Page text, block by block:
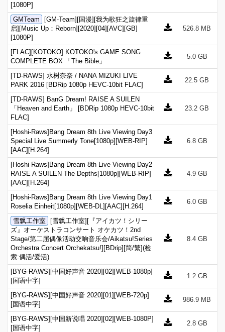
[1080P]
GMTeam
[GM-Team][国漫][我为歌狂之旋律重
启][Music Up：Reborn][2020][04][AVC][GB]
[1080P]
526.8 MB
[FLAC][KOTOKO] KOTOKO's GAME SONG
COMPLETE BOX 「The Bible」
5.0 GB
[TD-RAWS] 水树奈奈 / NANA MIZUKI LIVE
PARK 2016 [BDRip 1080p HEVC-10bit FLAC]
22.5 GB
[TD-RAWS] BanG Dream! RAISE A SUILEN
「Heaven and Earth」 [BDRip 1080p HEVC-10bit
FLAC]
23.2 GB
[Hoshi-Raws]Bang Dream 8th Live Viewing Day3
Special Live Summerly Tone[1080p][WEB-RIP]
[AAC][H.264]
6.8 GB
[Hoshi-Raws]Bang Dream 8th Live Viewing Day2
RAISE A SUILEN The Depths[1080p][WEB-RIP]
[AAC][H.264]
4.9 GB
[Hoshi-Raws]Bang Dream 8th Live Viewing Day1
Roselia Einheit[1080p][WEB-DL][AAC][H.264]
6.0 GB
雪飘工作室
[雪飘工作室][『アイカツ！シリー
ズ』オーケストラコンサート オケカツ！2nd
Stage/第二届偶像活动交响音乐会/Aikatsu!Series
Orchestra Concert Orchekatsu!][BDrip][简/繁](检
索:偶活/爱活)
8.4 GB
[BYG-RAWS][中国好声音 2020][02][WEB-1080p]
[国语中字]
1.2 GB
[BYG-RAWS][中国好声音 2020][01][WEB-720p]
[国语中字]
986.9 MB
[BYG-RAWS][中国新说唱 2020][02][WEB-1080P]
[国语中字]
2.8 GB